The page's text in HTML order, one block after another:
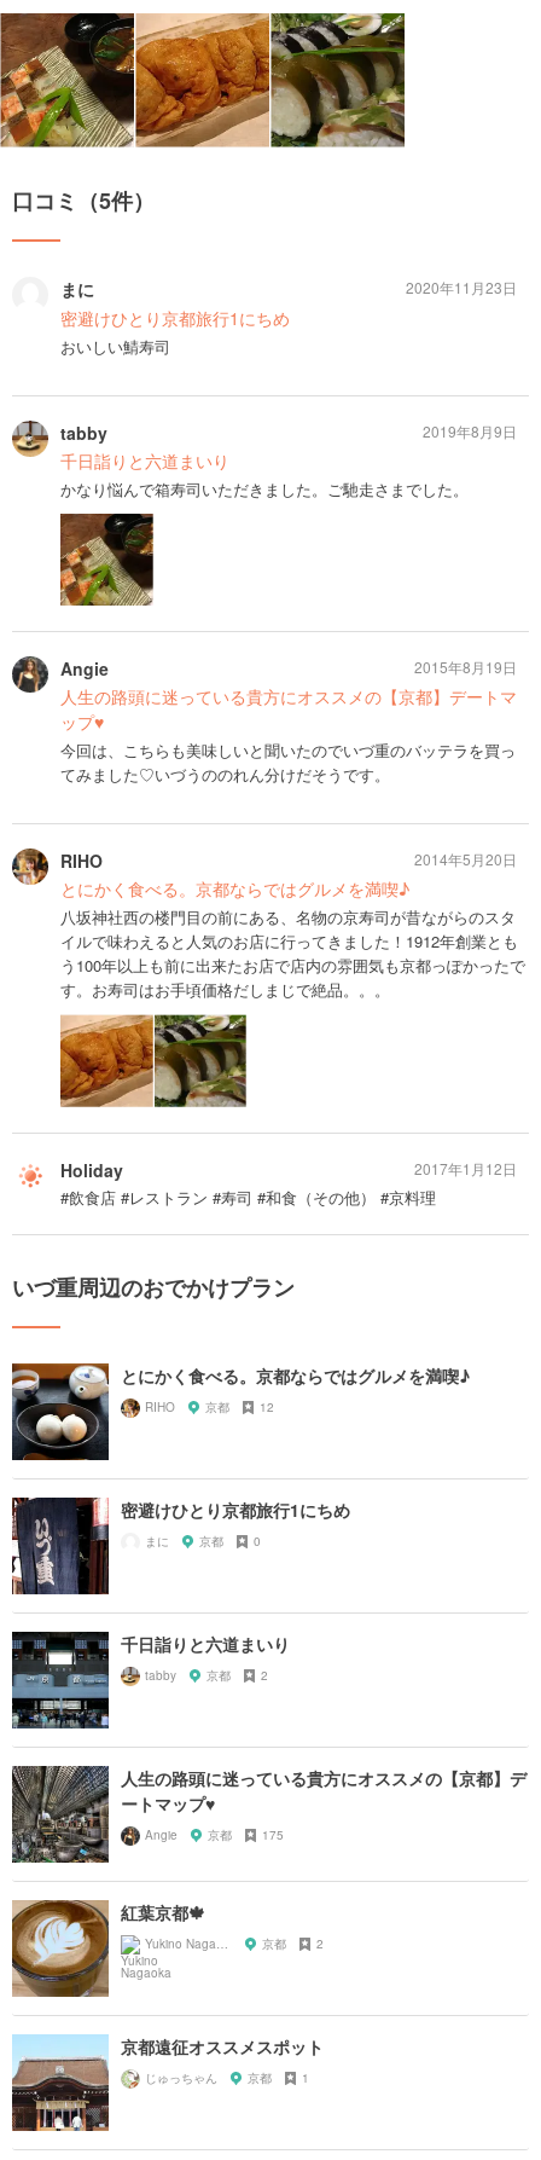
口コミ（5件）
まに
密避けひとり京都旅行1にちめ
おいしい鯖寿司
2020年11月23日
tabby
千日詣りと六道まいり
かなり悩んで箱寿司いただきました。ご馳走さまでした。
2019年8月9日
Angie
人生の路頭に迷っている貴方にオススメの【京都】デートマ
ップ♥︎
今回は、こちらも美味しいと聞いたのでいづ重のバッテラを買っ
てみました♡いづうののれん分けだそうです。
2015年8月19日
RIHO
とにかく食べる。京都ならではグルメを満喫♪
八坂神社西の楼門目の前にある、名物の京寿司が昔ながらのスタ
イルで味わえると人気のお店に行ってきました！1912年創業とも
う100年以上も前に出来たお店で店内の雰囲気も京都っぽかったで
す。お寿司はお手頃価格だしまじで絶品。。。
2014年5月20日
Holiday
#飲食店 #レストラン #寿司 #和食（その他） #京料理
2017年1月12日
いづ重周辺のおでかけプラン
とにかく食べる。京都ならではグルメを満喫♪
RIHO 京都 12
密避けひとり京都旅行1にちめ
まに 京都 0
千日詣りと六道まいり
tabby 京都 2
人生の路頭に迷っている貴方にオススメの【京都】デ
ートマップ♥︎
Angie 京都 175
紅葉京都🍁
Yukino Nagaoka 京都 2
京都遠征オススメスポット
じゅっちゃん 京都 1